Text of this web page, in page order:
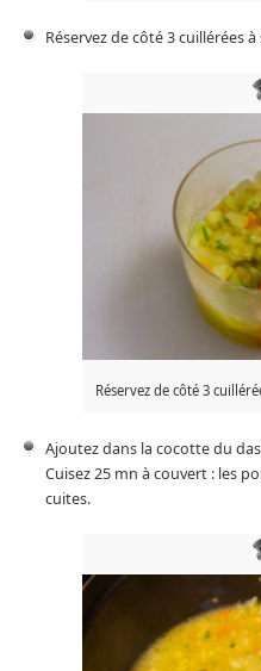
Réservez de côté 3 cuillérées
Réservez de côté 3
Ajoutez dans la cocotte du
Cuisez 25 mn à couvert : les
cuites.